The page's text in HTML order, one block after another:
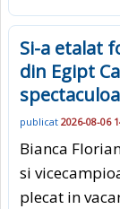
Si-a etalat
din Egipt
publicat 2026-08-06
Bianca
si
plecat in